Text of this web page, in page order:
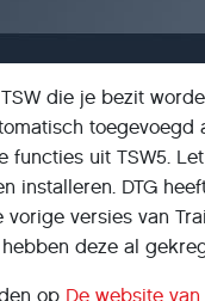
die je bezit
toegevoegd
functies uit TSW5.
installeren. DTG
versies van
deze al
op De website